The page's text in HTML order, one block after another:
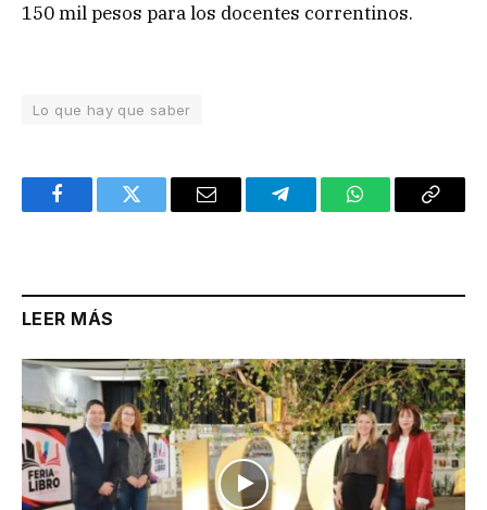
150 mil pesos para los docentes correntinos.
Lo que hay que saber
FacebookTwitter Email TelegramWhatsAppCopy
LEER MÁS